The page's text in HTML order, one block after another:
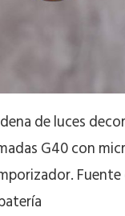
de luces
G40 con